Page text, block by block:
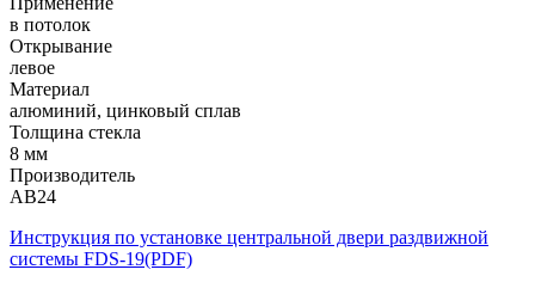
в потолок
Открывание
левое
Материал
алюминий, цинковый сплав
Толщина стекла
8 мм
Производитель
АВ24
Инструкция по установке центральной двери раздвижной
системы FDS-19(PDF)